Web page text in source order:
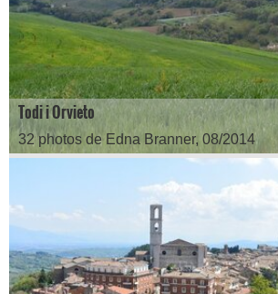
Todi i Orvieto
32 photos de Edna Branner, 08/2014